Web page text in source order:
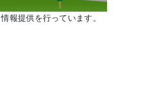
報提供を行っています。